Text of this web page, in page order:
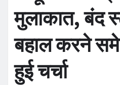
मुलाकात, बंद
बहाल करने
हुई चर्चा